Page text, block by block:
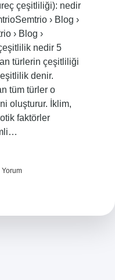
çeşitliliği): nedir
› Blog ›
› Blog ›
nedir 5
türlerin çeşitliliği
denir.
tüm türler o
oluşturur. İklim,
faktörler
Yorum